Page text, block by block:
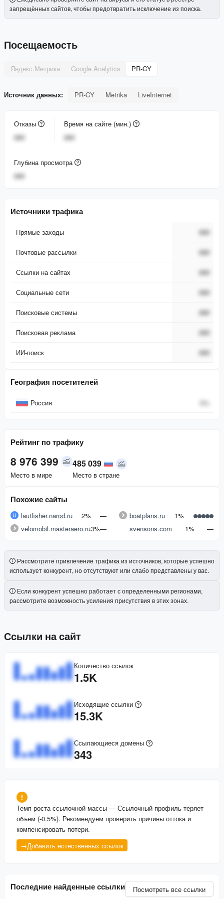
запрещённых сайтов, чтобы предотвратить исключение из поиска.
Посещаемость
Яндекс.Метрика Google Analytics PR-CY
Источник данных: PR-CY Metrika LiveInternet
Отказы
###
Время на сайте (мин.)
###
Глубина просмотра
###
Источники трафика
Прямые заходы ###
Почтовые рассылки ###
Ссылки на сайтах ###
Социальные сети ###
Поисковые системы ###
Поисковая реклама ###
ИИ-поиск ###
География посетителей
Россия 0%
Рейтинг по трафику
8 976 399
Место в мире
485 039
Место в стране
Похожие сайты
lautfisher.narod.ru 2% — boatplans.ru
1%
velomobil.masteraero.ru3%— svensons.com 1% —
Рассмотрите привлечение трафика из источников, которые успешно
использует конкурент, но отсутствуют или слабо представлены у вас.
Если конкурент успешно работает с определенными регионами,
рассмотрите возможность усиления присутствия в этих зонах.
Ссылки на сайт
Количество ссылок
1.5K
Исходящие ссылки
15.3K
Ссылающиеся домены
343
Темп роста ссылочной массы — Ссылочный профиль теряет
объем (-0.5%). Рекомендуем проверить причины оттока и
компенсировать потери.
→Добавить естественных ссылок
Последние найденные ссылки Посмотреть все ссылки